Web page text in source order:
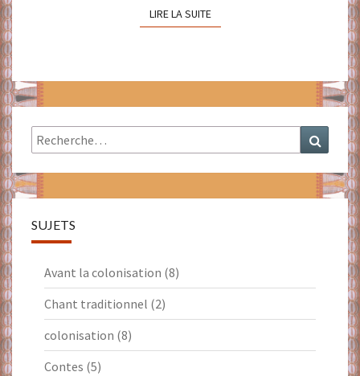
LIRE LA SUITELIRE LA SUITE
Rechercher :
SUJETS
Avant la colonisation (8)
Chant traditionnel (2)
colonisation (8)
Contes (5)